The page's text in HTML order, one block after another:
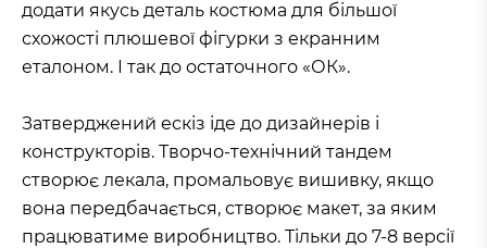
додати якусь деталь костюма для більшої
схожості плюшевої фігурки з екранним
еталоном. І так до остаточного «ОК».
Затверджений ескіз іде до дизайнерів і
конструкторів. Творчо-технічний тандем
створює лекала, промальовує вишивку, якщо
вона передбачається, створює макет, за яким
працюватиме виробництво. Тільки до 7-8 версії